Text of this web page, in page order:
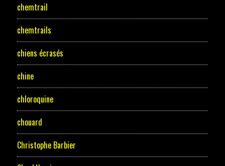
chemtrail
chemtrails
chiens écrasés
chine
chloroquine
chouard
Christophe Barbier